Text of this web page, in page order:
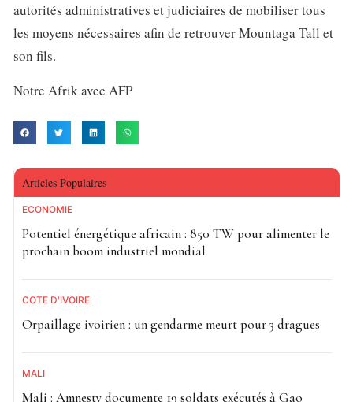
autorités administratives et judiciaires de mobiliser tous
les moyens nécessaires afin de retrouver Mountaga Tall et
son fils.
Notre Afrik avec AFP
Articles Populaires
ECONOMIE
Potentiel énergétique africain : 850 TW pour alimenter le
prochain boom industriel mondial
CÔTE D'IVOIRE
Orpaillage ivoirien : un gendarme meurt pour 3 dragues
MALI
Mali : Amnesty documente 19 soldats exécutés à Gao